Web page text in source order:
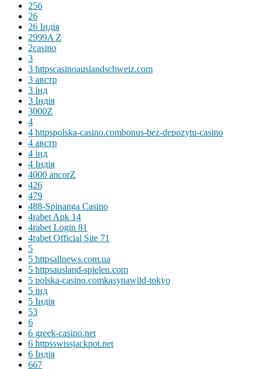
256
26
26 Індія
2999A Z
2casino
3
3 httpscasinoauslandschweiz.com
3 австр
3 інд
3 Індія
3000Z
4
4 httpspolska-casino.combonus-bez-depozytu-casino
4 австр
4 інд
4 Індія
4000 ancorZ
426
479
488-Spinanga Casino
4rabet Apk 14
4rabet Login 81
4rabet Official Site 71
5
5 httpsallnews.com.ua
5 httpsausland-spielen.com
5 polska-casino.comkasynawild-tokyo
5 інд
5 Індія
53
6
6 greek-casino.net
6 httpsswissjackpot.net
6 Індія
667